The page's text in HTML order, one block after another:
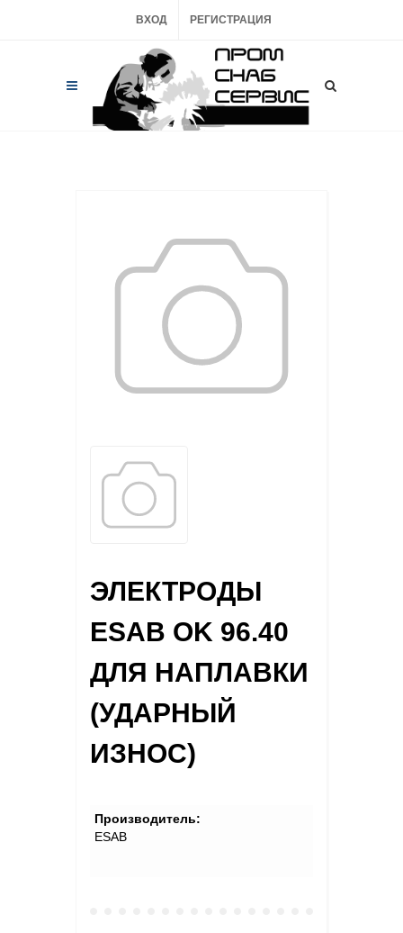
ВХОД РЕГИСТРАЦИЯ
ЭЛЕКТРОДЫ
ESAB OK 96.40
ДЛЯ НАПЛАВКИ
(УДАРНЫЙ
ИЗНОС)
Производитель:
ESAB